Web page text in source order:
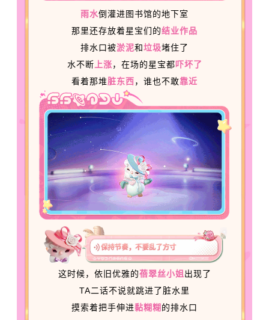
雨水倒灌进图书馆的地下室
那里还存放着星宝们的结业作品
排水口被淤泥和垃圾堵住了
水不断 上涨，在场的星宝都吓坏了
看着那堆脏东西，谁也不敢靠近
这时候，依旧优雅的蓓翠丝小姐出现了
TA二话不说就跳进了脏水里
摸索着把手伸进黏糊糊的排水口